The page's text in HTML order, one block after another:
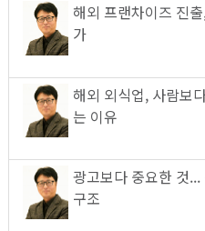
해외 프랜차이즈 진
가
해외 외식업, 사람보
는 이유
광고보다 중요한 것
구조